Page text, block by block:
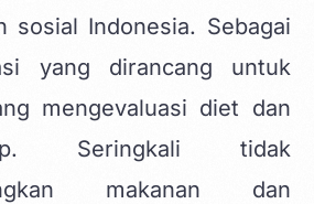
sosial Indonesia. Sebagai
yang dirancang untuk
mengevaluasi diet dan
Seringkali tidak
makanan dan